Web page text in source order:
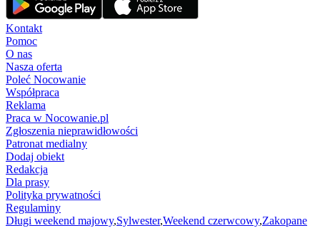
Kontakt
Pomoc
O nas
Nasza oferta
Poleć Nocowanie
Współpraca
Reklama
Praca w Nocowanie.pl
Zgłoszenia nieprawidłowości
Patronat medialny
Dodaj obiekt
Redakcja
Dla prasy
Polityka prywatności
Regulaminy
Długi weekend majowy,Sylwester,Weekend czerwcowy,Zakopane